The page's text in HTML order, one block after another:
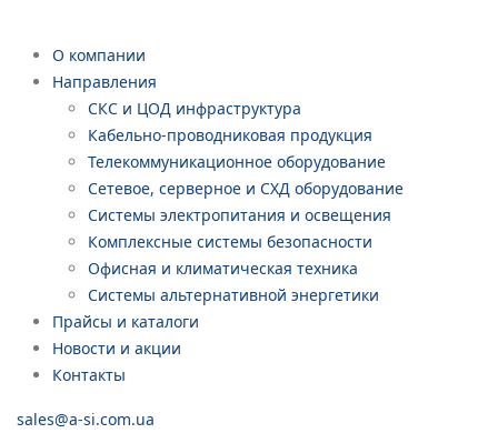
О компании
Направления
СКС и ЦОД инфраструктура
Кабельно-проводниковая продукция
Телекоммуникационное оборудование
Сетевое, серверное и СХД оборудование
Системы электропитания и освещения
Комплексные системы безопасности
Офисная и климатическая техника
Системы альтернативной энергетики
Прайсы и каталоги
Новости и акции
Контакты
sales@a-si.com.ua